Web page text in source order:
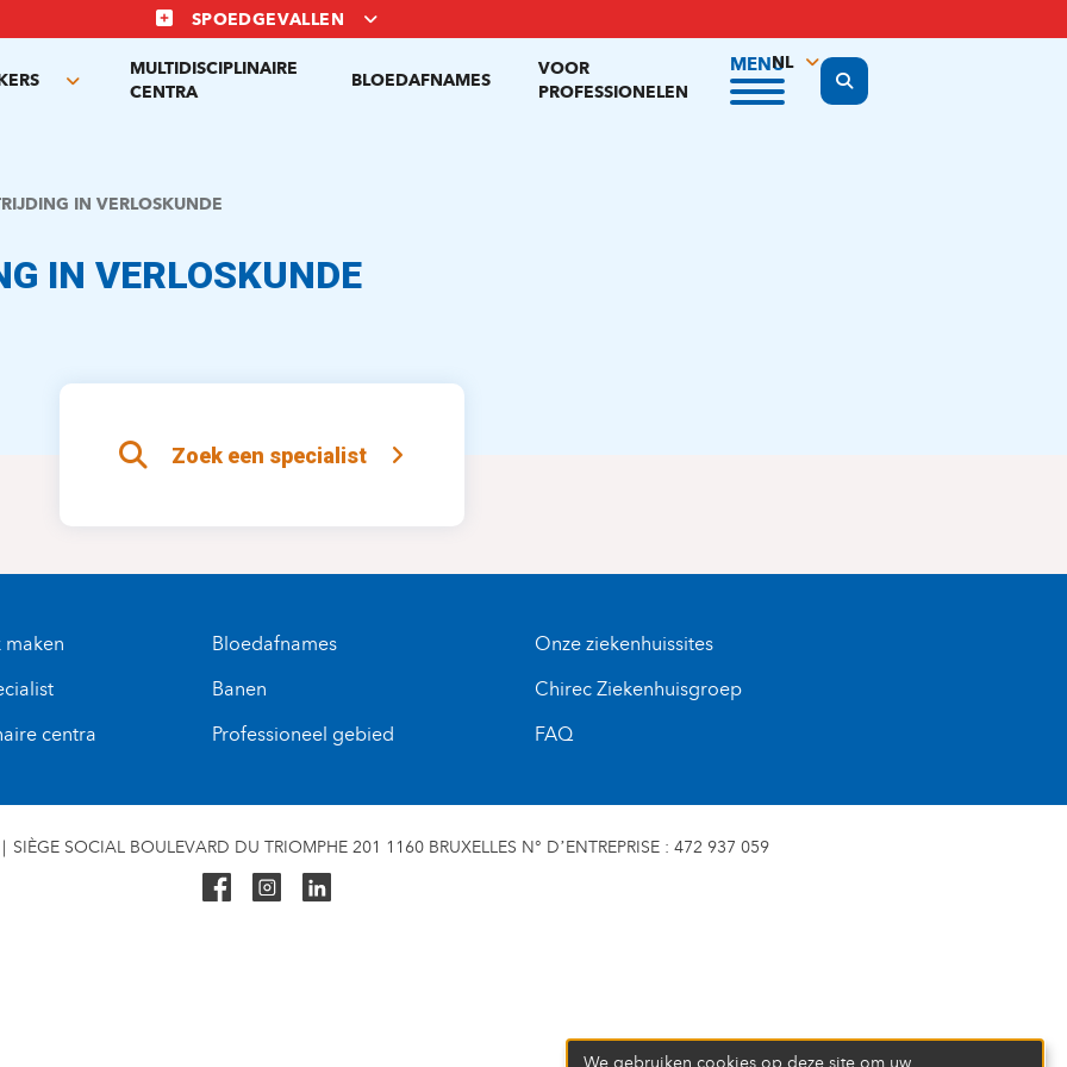
SPOEDGEVALLEN
Toggle
MULTIDISCIPLINAIRE
CENTRA
BLOEDAFNAMES
VOOR
PROFESSIONELEN
MENU
Display the search form
NL
FR
IN VERLOSKUNDE
IN VERLOSKUNDE
Zoek een specialist
maken
centra
Bloedafnames
Banen
Professioneel gebied
Onze ziekenhuissites
Chirec Ziekenhuisgroep
FAQ
SIÈGE SOCIAL BOULEVARD DU TRIOMPHE 201 1160 BRUXELLES N° D’ENTREPRISE : 472 937 059
We gebruiken cookies op deze site om uw